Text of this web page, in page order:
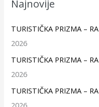
Najnovije
TURISTIČKA PRIZMA –
2026
TURISTIČKA PRIZMA –
2026
TURISTIČKA PRIZMA –
2026